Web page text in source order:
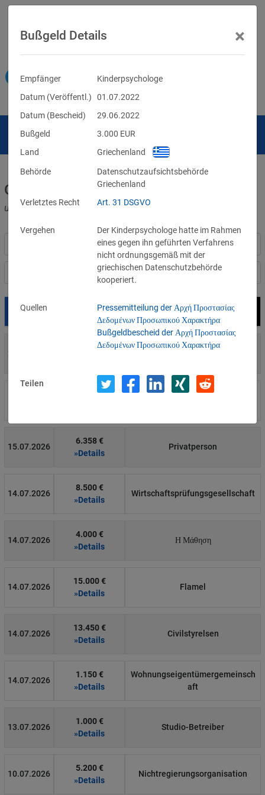
Geldbußen für DSGVO-Verstöße
und für Verletzungen anderer Datenschutzgesetze
Nach Land filtern
Datum Bußgeld Empfänger
29.07.2026
700 €
1.715.600 €
15.07.2026
6.358 €
»Details
Privatperson
14.07.2026
8.500 €
»Details
Wirtschaftsprüfungsgesellschaft
14.07.2026
4.000 €
»Details
Η Μάθηση
14.07.2026
15.000 €
»Details
Flamel
14.07.2026
13.450 €
»Details
Civilstyrelsen
14.07.2026
1.150 €
»Details
Wohnungseigentümergemeinsch
aft
13.07.2026
1.000 €
»Details
Studio-Betreiber
10.07.2026
5.200 €
»Details
Nichtregierungsorganisation
Bußgeld Details ×
Empfänger
Kinderpsychologe
Datum (Veröffentl.)
01.07.2022
Datum (Bescheid)
29.06.2022
Bußgeld
3.000 EUR
Land
Griechenland
Behörde
Datenschutzaufsichtsbehörde
Griechenland
Verletztes Recht
Art. 31 DSGVO
Vergehen
Der Kinderpsychologe hatte im Rahmen
eines gegen ihn geführten Verfahrens
nicht ordnungsgemäß mit der
griechischen Datenschutzbehörde
kooperiert.
Quellen
Pressemitteilung der Αρχή Προστασίας
Δεδομένων Προσωπικού Χαρακτήρα
Bußgeldbescheid der Αρχή Προστασίας
Δεδομένων Προσωπικού Χαρακτήρα
Teilen